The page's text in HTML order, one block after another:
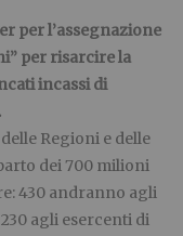
per l’assegnazione
per risarcire la
incassi di
Regioni e delle
dei 700 milioni
430 andranno agli
agli esercenti di